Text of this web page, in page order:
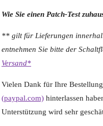
Wie Sie einen Patch-Test
** gilt für Lieferungen
entnehmen Sie bitte der
Versand*
Vielen Dank für Ihre
(paypal.com) hinterlassen
Unterstützung wird sehr